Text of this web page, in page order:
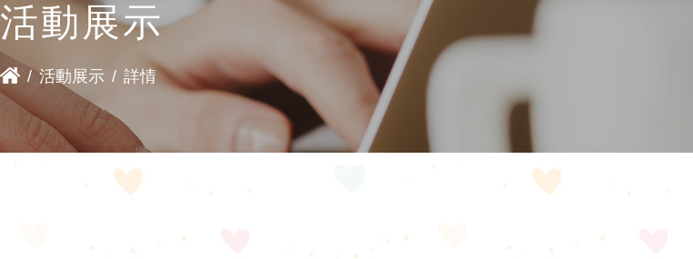
啟能中心
啟康中心
心明治小食店
聯絡我們
活動展示
/ 活動展示 / 詳情